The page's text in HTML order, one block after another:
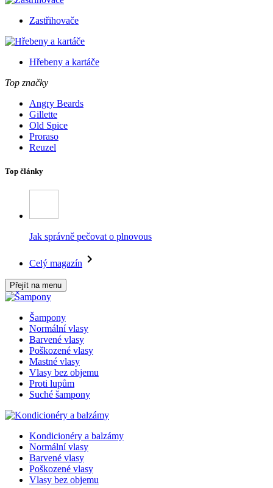
Zastřihovače
Hřebeny a kartáče
Top značky
Angry Beards
Gillette
Old Spice
Proraso
Reuzel
Top články
Jak správně pečovat o plnovous
Celý magazín
Přejít na menu
Šampony
Normální vlasy
Barvené vlasy
Poškozené vlasy
Mastné vlasy
Vlasy bez objemu
Proti lupům
Suché šampony
Kondicionéry a balzámy
Normální vlasy
Barvené vlasy
Poškozené vlasy
Vlasy bez objemu